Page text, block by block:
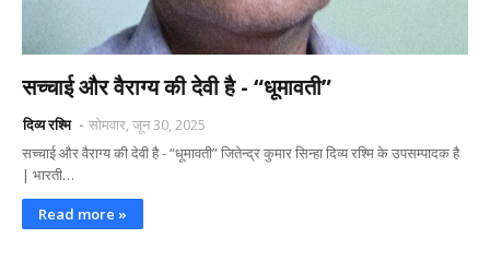
सच्चाई और वैराग्य की देवी है - “धूमावती”
दिव्य रश्मि
सोमवार, जून 30, 2025
सच्चाई और वैराग्य की देवी है - “धूमावती” जितेन्द्र कुमार सिन्हा दिव्य रश्मि के उपसम्पादक है
| भारती…
Read more »